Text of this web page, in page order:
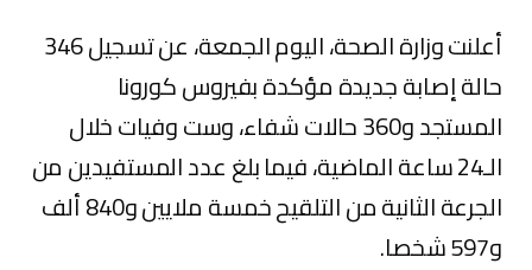
أعلنت وزارة الصحة، اليوم الجمعة، عن تسجيل 346
حالة إصابة جديدة مؤكدة بفيروس كورونا
المستجد و360 حالات شفاء، وست وفيات خلال
الـ24 ساعة الماضية، فيما بلغ عدد المستفيدين من
الجرعة الثانية من التلقيح خمسة ملايين و840 ألف
و597 شخصا.